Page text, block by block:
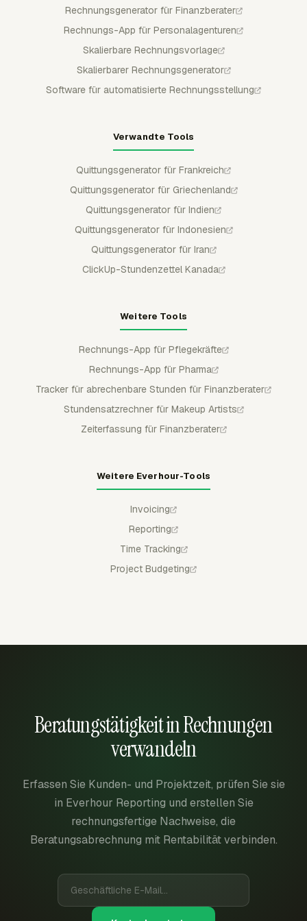
Rechnungsgenerator für Finanzberater
Rechnungs-App für Personalagenturen
Skalierbare Rechnungsvorlage
Skalierbarer Rechnungsgenerator
Software für automatisierte Rechnungsstellung
Verwandte Tools
Quittungsgenerator für Frankreich
Quittungsgenerator für Griechenland
Quittungsgenerator für Indien
Quittungsgenerator für Indonesien
Quittungsgenerator für Iran
ClickUp-Stundenzettel Kanada
Weitere Tools
Rechnungs-App für Pflegekräfte
Rechnungs-App für Pharma
Tracker für abrechenbare Stunden für Finanzberater
Stundensatzrechner für Makeup Artists
Zeiterfassung für Finanzberater
Weitere Everhour-Tools
Invoicing
Reporting
Time Tracking
Project Budgeting
Beratungstätigkeit in Rechnungen
verwandeln
Erfassen Sie Kunden- und Projektzeit, prüfen Sie sie
in Everhour Reporting und erstellen Sie
rechnungsfertige Nachweise, die
Beratungsabrechnung mit Rentabilität verbinden.